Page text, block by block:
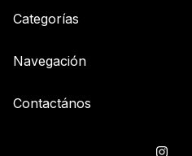
Categorías
Navegación
Contactános